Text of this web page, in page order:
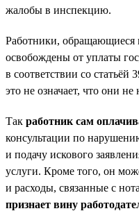
жалобы в инспекцию.
Работники, обращающиеся
освобождены от уплаты
в соответствии со
это не означает, что они
Так работник сам
консультации по
и подачу искового
услуги. Кроме того, он
и расходы, связанные с
признает вину